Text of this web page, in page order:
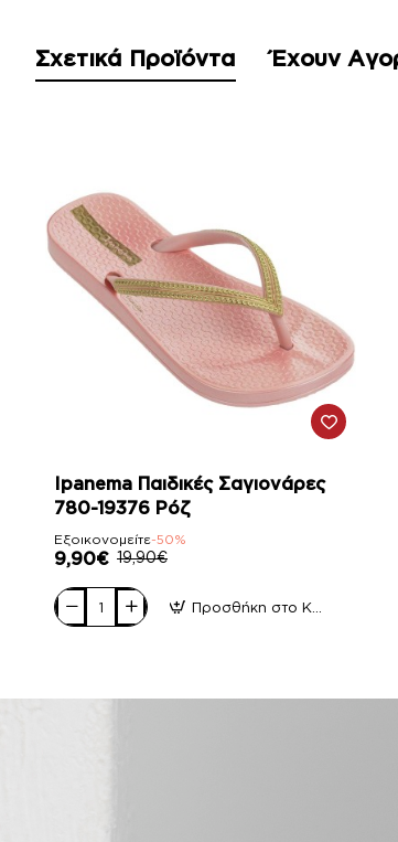
Σχετικά Προϊόντα Έχουν
-50%
Ipanema Παιδικές Σαγιονάρες
780-19376 Ρόζ
Εξοικονομείτε-50%
9,90€ 19,90€
Ipanema
Παιδικές
Ρόζ
Προσθήκη στο Καλάθι